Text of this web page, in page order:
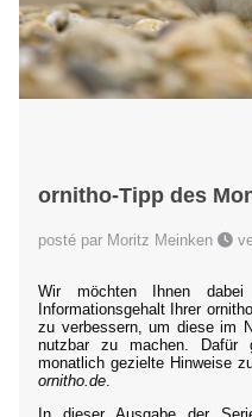
ornitho-Tipp des
posté par Moritz Meinken
Wir möchten Ihnen
Informationsgehalt Ihrer
zu verbessern, um diese im
nutzbar zu machen. Dafür
monatlich gezielte Hinweise
ornitho.de.